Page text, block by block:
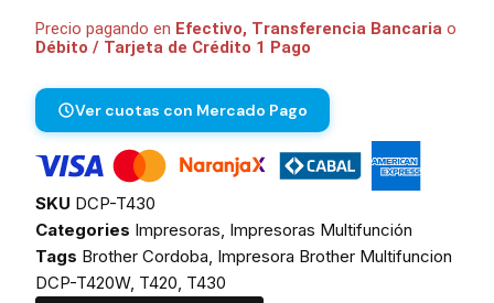
Precio pagando en Efectivo, Transferencia Bancaria o
Débito / Tarjeta de Crédito 1 Pago
Ver cuotas con Mercado Pago
SKU DCP-T430
Categories Impresoras, Impresoras Multifunción
Tags Brother Cordoba, Impresora Brother Multifuncion
DCP-T420W, T420, T430